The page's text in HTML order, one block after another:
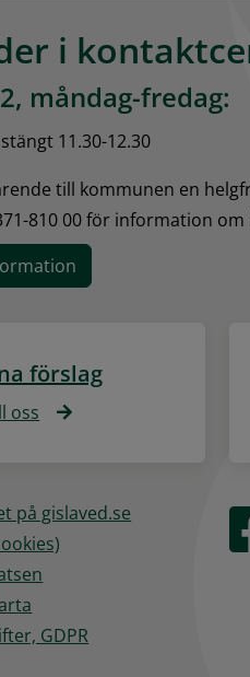
i
måndag-fredag:
11.30-12.30
till kommunen en
810 00 för information
förslag
oss
på gislaved.se
GDPR